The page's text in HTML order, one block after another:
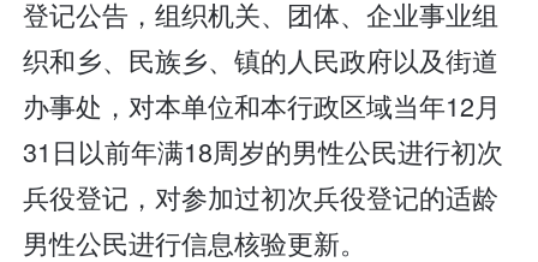
登记公告，组织机关、团体、企业事业组
织和乡、民族乡、镇的人民政府以及街道
办事处，对本单位和本行政区域当年12月
31日以前年满18周岁的男性公民进行初次
兵役登记，对参加过初次兵役登记的适龄
男性公民进行信息核验更新。